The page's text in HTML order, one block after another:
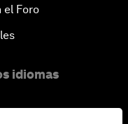
el Foro
idiomas